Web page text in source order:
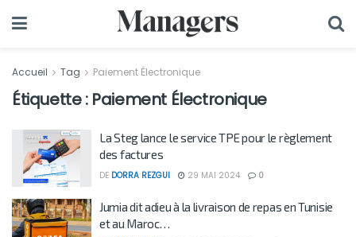
Accueil Tag Paiement Électronique
Étiquette : Paiement Électronique
La Steg lance le service TPE pour le règlement
des factures
DE DORRA REZGUI 29 MAI 2024 0
Jumia dit adieu à la livraison de repas en Tunisie
et au Maroc…